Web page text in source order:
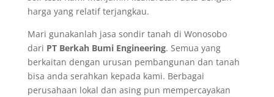
harga yang relatif terjangkau.
Mari gunakanlah jasa sondir tanah di Wonosobo
dari PT Berkah Bumi Engineering. Semua yang
berkaitan dengan urusan pembangunan dan tanah
bisa anda serahkan kepada kami. Berbagai
perusahaan lokal dan asing pun mempercayakan